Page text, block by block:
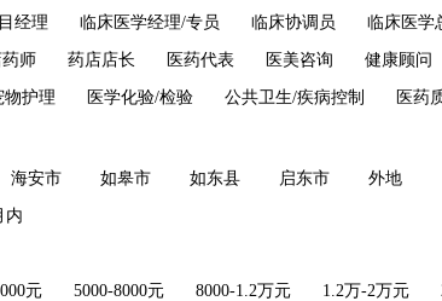
经理 临床医学经理/专员 临床协调员 临床医学
师 药店店长 医药代表 医美咨询 健康顾问
物护理 医学化验/检验 公共卫生/疾病控制 医药
海安市 如皋市 如东县 启东市 外地
内
元 5000-8000元 8000-1.2万元 1.2万-2万元